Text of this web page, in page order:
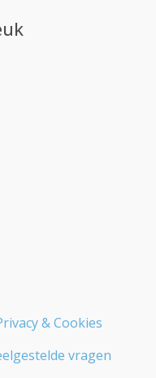
& Cookies
vragen